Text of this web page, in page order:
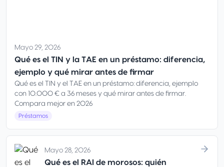
Mayo 29, 2026
Qué es el TIN y la TAE en un préstamo: diferencia,
ejemplo y qué mirar antes de firmar
Qué es el TIN y el TAE en un préstamo: diferencia, ejemplo
con 10.000 € a 36 meses y qué mirar antes de firmar.
Compara mejor en 2026
Préstamos
Mayo 28, 2026
Qué es el RAI de morosos: quién